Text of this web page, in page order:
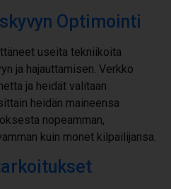
Optimointi
useita tekniikoita
ja hajauttamisen. Verkko
ja heidät valitaan
heidän maineensa
nopeamman,
kuin monet kilpailijansa.